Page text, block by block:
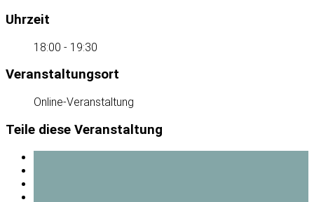
Uhrzeit
18:00 - 19:30
Veranstaltungsort
Online-Veranstaltung
Teile diese Veranstaltung